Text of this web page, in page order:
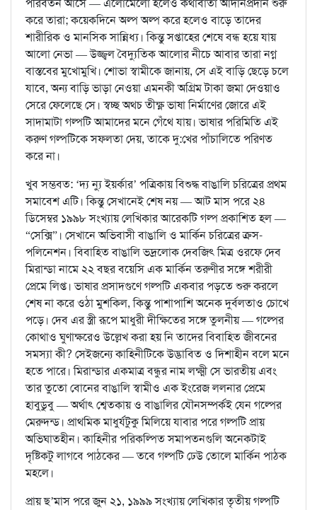
পরিবর্তন আসে — এলোমেলো হলেও কথাবার্তা আদানপ্রদান শুরু
করে তারা; কয়েকদিনে অল্প অল্প করে হলেও বাড়ে তাদের
শারীরিক ও মানসিক সান্নিধ্য। কিন্তু সপ্তাহের শেষে বন্ধ হয়ে যায়
আলো নেভা — উজ্জ্বল বৈদ্যুতিক আলোর নীচে আবার তারা নগ্ন
বাস্তবের মুখোমুখি। শোভা স্বামীকে জানায়, সে এই বাড়ি ছেড়ে চলে
যাবে, অন্য বাড়ি ভাড়া নেওয়া এমনকী অগ্রিম টাকা জমা দেওয়াও
সেরে ফেলেছে সে। স্বচ্ছ অথচ তীক্ষ্ণ ভাষা নির্মাণের জোরে এই
সাদামাটা গল্পটি আমাদের মনে গেঁথে যায়। ভাষার পরিমিতি এই
করুণ গল্পটিকে সফলতা দেয়, তাকে দু:খের পাঁচালিতে পরিণত
করে না।
খুব সম্ভবত: ‘দ্য ন্যু ইয়র্কার’ পত্রিকায় বিশুদ্ধ বাঙালি চরিত্রের প্রথম
সমাবেশ এটি। কিন্তু সেখানেই শেষ নয় — আট মাস পরে ২৪
ডিসেম্বর ১৯৯৮ সংখ্যায় লেখিকার আরেকটি গল্প প্রকাশিত হল —
“সেক্সি”। সেখানে অভিবাসী বাঙালি ও মার্কিন চরিত্রের ক্রস-
পলিনেশন। বিবাহিত বাঙালি ভদ্রলোক দেবজিৎ মিত্র ওরফে দেব
মিরান্ডা নামে ২২ বছর বয়েসি এক মার্কিন তরুণীর সঙ্গে শরীরী
প্রেমে লিপ্ত। ভাষার প্রসাদগুণে গল্পটি একবার পড়তে শুরু করলে
শেষ না করে ওঠা মুশকিল, কিন্তু পাশাপাশি অনেক দুর্বলতাও চোখে
পড়ে। দেব এর স্ত্রী রূপে মাধুরী দীক্ষিতের সঙ্গে তুলনীয় — গল্পের
কোথাও ঘুণাক্ষরেও উল্লেখ করা হয় নি তাদের বিবাহিত জীবনের
সমস্যা কী? সেইজন্যে কাহিনীটিকে উদ্ভাবিত ও দিশাহীন বলে মনে
হতে পারে। মিরান্ডার একমাত্র বন্ধুর নাম লক্ষ্মী সে ভারতীয় এবং
তার তুতো বোনের বাঙালি স্বামীও এক ইংরেজ ললনার প্রেমে
হাবুডুবু — অর্থাৎ শ্বেতকায় ও বাঙালির যৌনসম্পর্কই যেন গল্পের
মেরুদন্ড। প্রাথমিক মাধুর্যটুকু মিলিয়ে যাবার পরে গল্পটি প্রায়
অভিঘাতহীন। কাহিনীর পরিকল্পিত সমাপতনগুলি অনেকটাই
দৃষ্টিকটু লাগবে পাঠকের — তবে গল্পটি ঢেউ তোলে মার্কিন পাঠক
মহলে।
প্রায় ছ’মাস পরে জুন ২১, ১৯৯৯ সংখ্যায় লেখিকার তৃতীয় গল্পটি